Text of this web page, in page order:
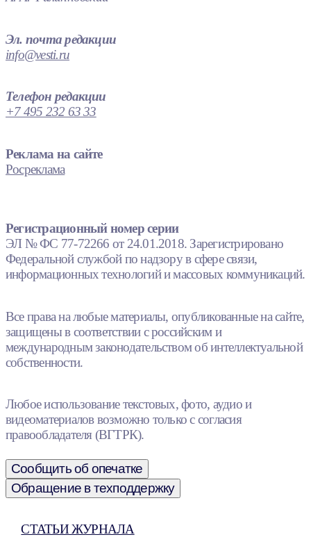
Эл. почта редакции
info@vesti.ru
Телефон редакции
+7 495 232 63 33
Реклама на сайте
Росреклама
Регистрационный номер серии
ЭЛ № ФС 77-72266 от 24.01.2018. Зарегистрировано
Федеральной службой по надзору в сфере связи,
информационных технологий и массовых коммуникаций.
Все права на любые материалы, опубликованные на сайте,
защищены в соответствии с российским и
международным законодательством об интеллектуальной
собственности.
Любое использование текстовых, фото, аудио и
видеоматериалов возможно только с согласия
правообладателя (ВГТРК).
Сообщить об опечатке
Обращение в техподдержку
СТАТЬИ ЖУРНАЛА